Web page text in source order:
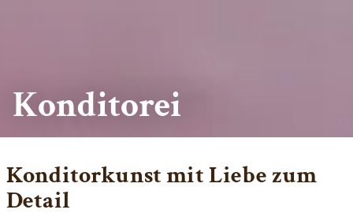
Konditorei
Konditorkunst mit Liebe zum
Detail